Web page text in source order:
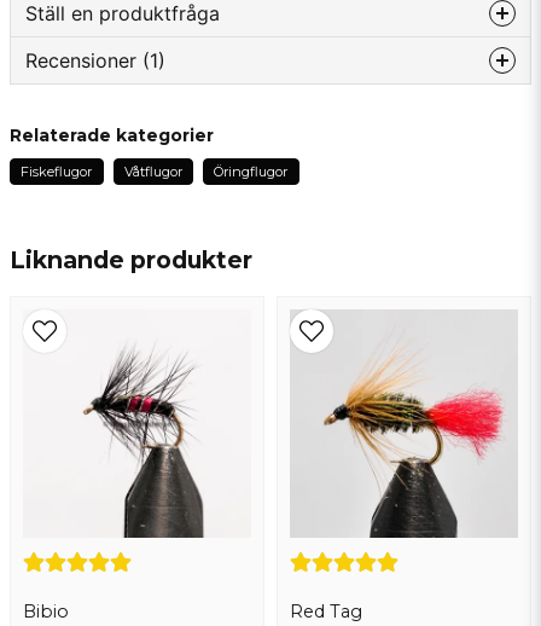
Liknande produkter
Bibio Red Tag
Ställ en produktfråga
question
Ja, ni får publicera min fråga
Recensioner (1)
Inge
Relaterade kategorier
Fiskeflugor Våtflugor Öringflugor